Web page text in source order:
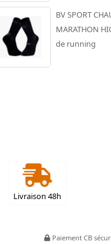
BV SPORT
MARATHON
de running
Livraison 48h